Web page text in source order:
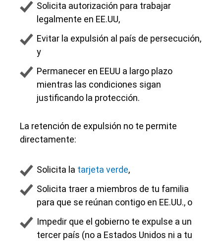
Solicita autorización para trabajar
legalmente en EE.UU,
Evitar la expulsión al país de persecución,
y
Permanecer en EEUU a largo plazo
mientras las condiciones sigan
justificando la protección.
La retención de expulsión no te permite
directamente:
Solicita la tarjeta verde,
Solicita traer a miembros de tu familia
para que se reúnan contigo en EE.UU., o
Impedir que el gobierno te expulse a un
tercer país (no a Estados Unidos ni a tu